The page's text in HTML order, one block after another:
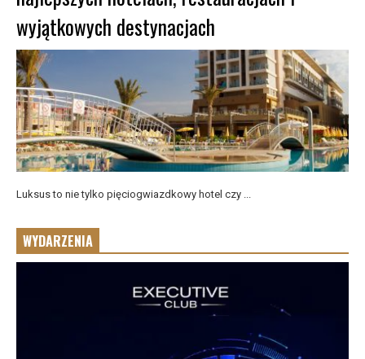
wyjątkowych destynacjach
Luksus to nie tylko pięciogwiazdkowy hotel czy ...
WYDARZENIA